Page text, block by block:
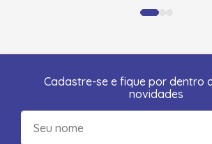
Cadastre-se e fique por dentro
novidades